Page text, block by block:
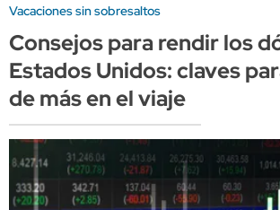
Vacaciones sin sobresaltos
Consejos para rendir los
Estados Unidos: claves
de más en el viaje